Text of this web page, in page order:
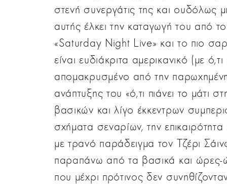
στενή συνεργάτις της και ουδόλως
αυτής έλκει την καταγωγή του από
«Saturday Night Live» και το πιο
είναι ευδιάκριτα αμερικανικό (με
απομακρυσμένο από την
ανάπτυξης του «ό,τι πιάνει το μάτι
βασικών και λίγο έκκεντρων
σχήματα σεναρίων, την
με τρανό παράδειγμα τον Τζέρι
παραπάνω από τα βασικά και ώρες-
που μέχρι πρότινος δεν